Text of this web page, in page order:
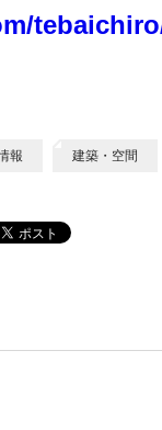
報 建築・空間